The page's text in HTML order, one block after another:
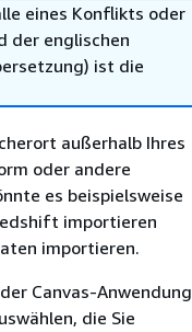
eines Konflikts oder
der englischen
ist die
außerhalb Ihres
oder andere
es beispielsweise
importieren
importieren.
Canvas-Anwendung
die Sie